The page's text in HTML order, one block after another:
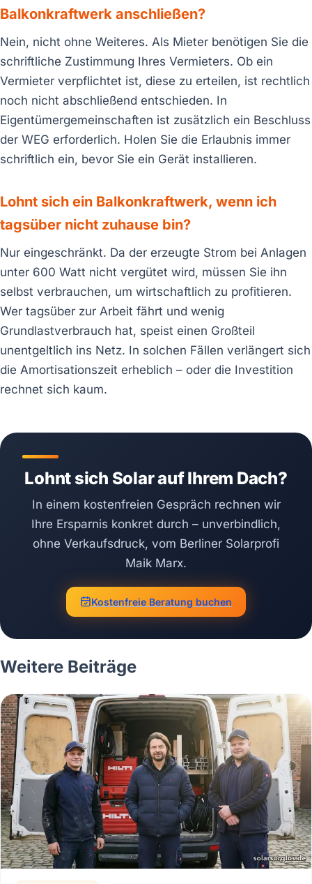
Balkonkraftwerk anschließen?
Nein, nicht ohne Weiteres. Als Mieter benötigen Sie die
schriftliche Zustimmung Ihres Vermieters. Ob ein
Vermieter verpflichtet ist, diese zu erteilen, ist rechtlich
noch nicht abschließend entschieden. In
Eigentümergemeinschaften ist zusätzlich ein Beschluss
der WEG erforderlich. Holen Sie die Erlaubnis immer
schriftlich ein, bevor Sie ein Gerät installieren.
Lohnt sich ein Balkonkraftwerk, wenn ich
tagsüber nicht zuhause bin?
Nur eingeschränkt. Da der erzeugte Strom bei Anlagen
unter 600 Watt nicht vergütet wird, müssen Sie ihn
selbst verbrauchen, um wirtschaftlich zu profitieren.
Wer tagsüber zur Arbeit fährt und wenig
Grundlastverbrauch hat, speist einen Großteil
unentgeltlich ins Netz. In solchen Fällen verlängert sich
die Amortisationszeit erheblich – oder die Investition
rechnet sich kaum.
Lohnt sich Solar auf Ihrem Dach?
In einem kostenfreien Gespräch rechnen wir
Ihre Ersparnis konkret durch – unverbindlich,
ohne Verkaufsdruck, vom Berliner Solarprofi
Maik Marx.
Kostenfreie Beratung buchen
Weitere Beiträge